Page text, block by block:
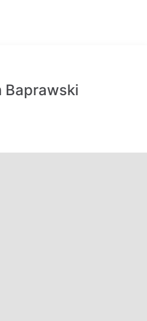
Baprawski
Poland